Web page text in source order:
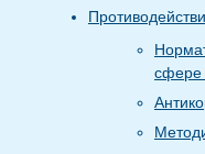
сфере